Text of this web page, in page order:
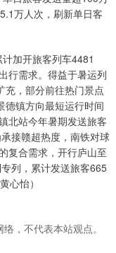
万人次，刷新单日客
加开旅客列车4481
行需求。得益于暑运列
充，部分前往热门景点
德镇方向最短运行时间
北站今年暑期发送旅客
接赣超热度，南铁对球
复合需求，开行庐山至
列，累计发送旅客665
心怡）
，不代表本站观点。